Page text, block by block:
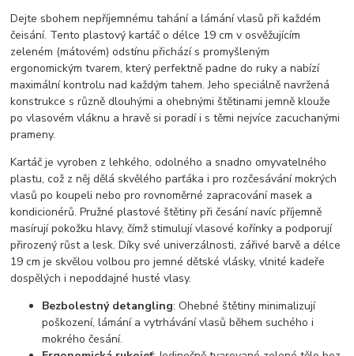
Dejte sbohem nepříjemnému tahání a lámání vlasů při každém
čeisání. Tento plastový kartáč o délce 19 cm v osvěžujícím
zeleném (mátovém) odstínu přichází s promyšleným
ergonomickým tvarem, který perfektně padne do ruky a nabízí
maximální kontrolu nad každým tahem. Jeho speciálně navržená
konstrukce s různě dlouhými a ohebnými štětinami jemně klouže
po vlasovém vláknu a hravě si poradí i s těmi nejvíce zacuchanými
prameny.
Kartáč je vyroben z lehkého, odolného a snadno omyvatelného
plastu, což z něj dělá skvělého parťáka i pro rozčesávání mokrých
vlasů po koupeli nebo pro rovnoměrné zapracování masek a
kondicionérů. Pružné plastové štětiny při česání navíc příjemně
masírují pokožku hlavy, čímž stimulují vlasové kořínky a podporují
přirozený růst a lesk. Díky své univerzálnosti, zářivé barvě a délce
19 cm je skvělou volbou pro jemné dětské vlásky, vlnité kadeře
dospělých i nepoddajné husté vlasy.
Bezbolestný detangling: Ohebné štětiny minimalizují
poškození, lámání a vytrhávání vlasů během suchého i
mokrého česání.